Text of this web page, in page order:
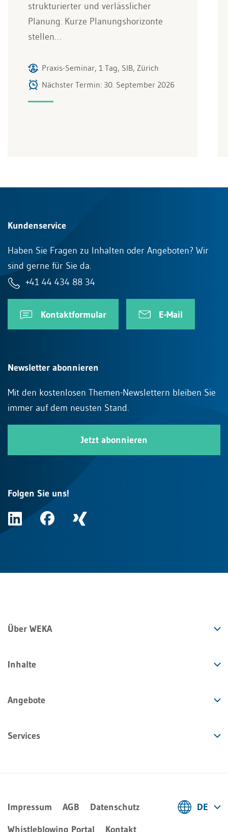
strukturierter und verlässlicher
Planung. Kurze Planungshorizonte
stellen…
Praxis-Seminar, 1 Tag, SIB, Zürich
Nächster Termin: 30. September 2026
Kundenservice
Haben Sie Fragen zu Inhalten oder Angeboten? Wir
sind gerne für Sie da.
+41 44 434 88 34
Kontaktformular E-Mail
Newsletter abonnieren
Mit den kostenlosen Themen-Newslettern bleiben Sie
immer auf dem neusten Stand.
Jetzt abonnieren
Folgen Sie uns!
Über WEKA
Inhalte
Angebote
Services
Impressum AGB
Datenschutz
Whistleblowing Portal
Kontakt
DE